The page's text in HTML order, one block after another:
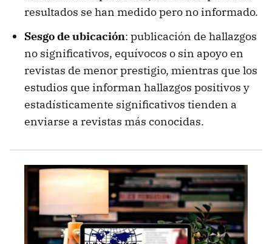
resultados se han medido pero no informado.
Sesgo de ubicación: publicación de hallazgos
no significativos, equívocos o sin apoyo en
revistas de menor prestigio, mientras que los
estudios que informan hallazgos positivos y
estadísticamente significativos tienden a
enviarse a revistas más conocidas.